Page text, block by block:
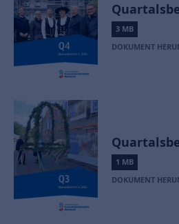
3 MB
DOKUMENT
1 MB
DOKUMENT